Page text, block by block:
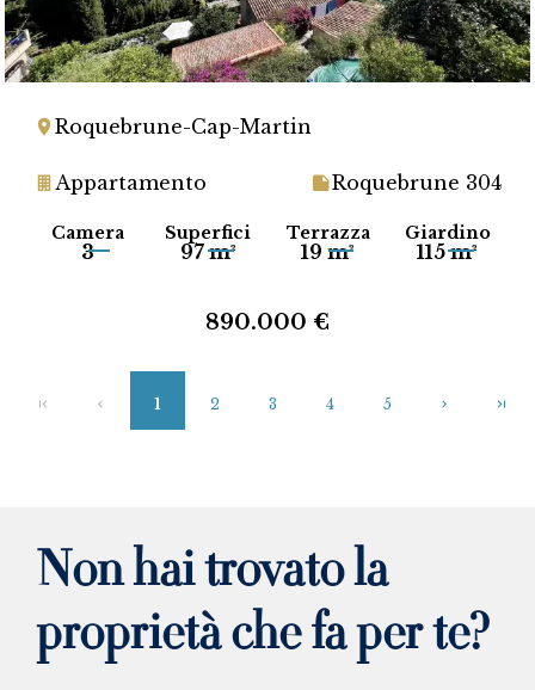
Roquebrune-Cap-Martin
Appartamento Roquebrune 304
Camera
3
Superfici
97 m²
Terrazza
19 m²
Giardino
115 m²
890.000 €
1 2 3 4 5
Non hai trovato la
proprietà che fa per te?